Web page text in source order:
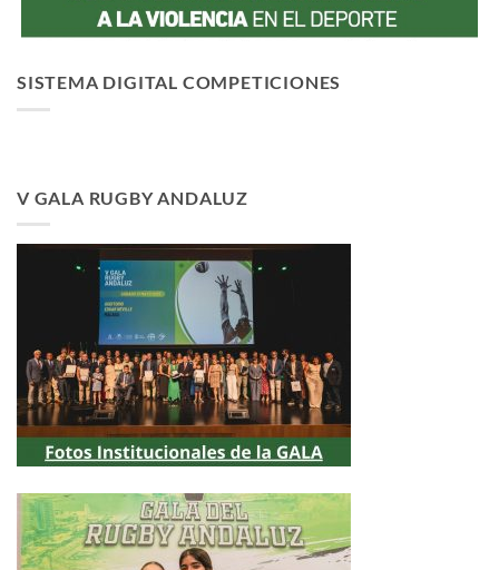
SISTEMA DIGITAL COMPETICIONES
V GALA RUGBY ANDALUZ